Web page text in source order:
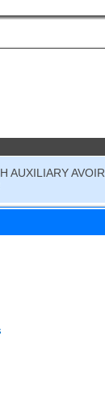
AUXILIARY AVOIR